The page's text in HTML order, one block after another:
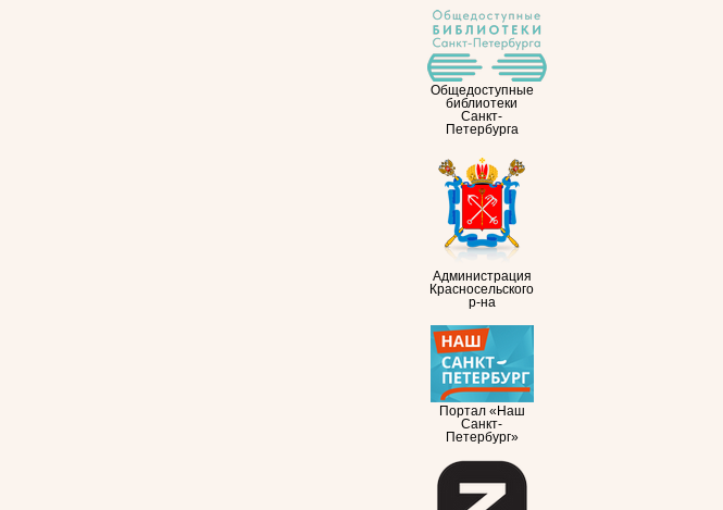
Общедоступные
библиотеки
Санкт-
Петербурга
Администрация
Красносельского
р-на
Портал «Наш
Санкт-
Петербург»